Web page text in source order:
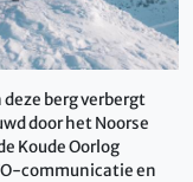
berg verbergt
door het Noorse
Koude Oorlog
communicatie en